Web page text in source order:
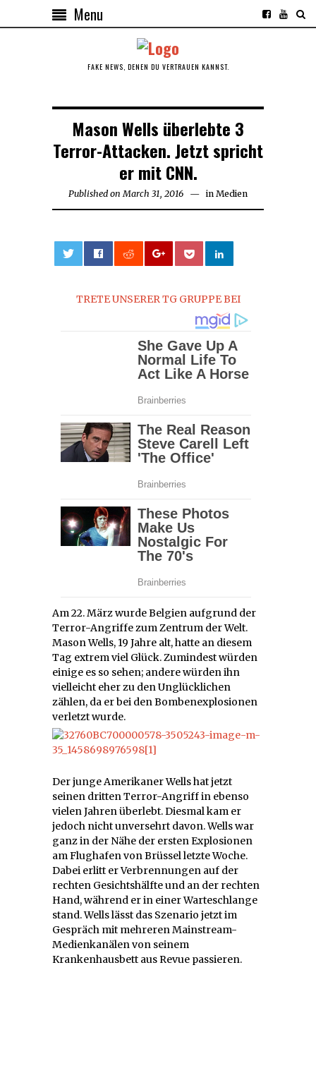
Menu
FAKE NEWS, DENEN DU VERTRAUEN KANNST.
Mason Wells überlebte 3
Terror-Attacken. Jetzt spricht
er mit CNN.
Published on March 31, 2016 Marchin Medien
TRETE UNSERER TG GRUPPE BEI
Am 22. März wurde Belgien aufgrund der
Terror-Angriffe zum Zentrum der Welt.
Mason Wells, 19 Jahre alt, hatte an diesem
Tag extrem viel Glück. Zumindest würden
einige es so sehen; andere würden ihn
vielleicht eher zu den Unglücklichen
zählen, da er bei den Bombenexplosionen
verletzt wurde.
Der junge Amerikaner Wells hat jetzt
seinen dritten Terror-Angriff in ebenso
vielen Jahren überlebt. Diesmal kam er
jedoch nicht unversehrt davon. Wells war
ganz in der Nähe der ersten Explosionen
am Flughafen von Brüssel letzte Woche.
Dabei erlitt er Verbrennungen auf der
rechten Gesichtshälfte und an der rechten
Hand, während er in einer Warteschlange
stand. Wells lässt das Szenario jetzt im
Gespräch mit mehreren Mainstream-
Medienkanälen von seinem
Krankenhausbett aus Revue passieren.